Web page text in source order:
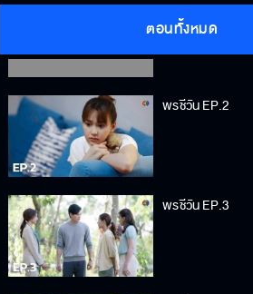
ตอนทั้งหมด
พรชีวัน EP.1
พรชีวัน EP.2
พรชีวัน EP.3